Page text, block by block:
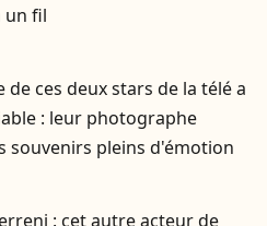
un fil
de ces deux stars de la télé a
: leur photographe
souvenirs pleins d'émotion
: cet autre acteur de